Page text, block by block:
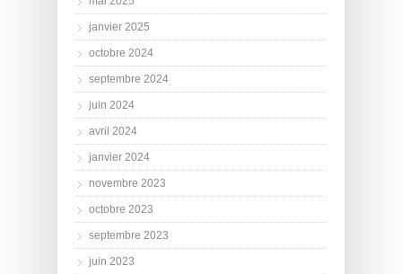
janvier 2025
octobre 2024
septembre 2024
juin 2024
avril 2024
janvier 2024
novembre 2023
octobre 2023
septembre 2023
juin 2023